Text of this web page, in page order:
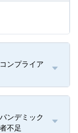
ンプライア
ンデミック
不足